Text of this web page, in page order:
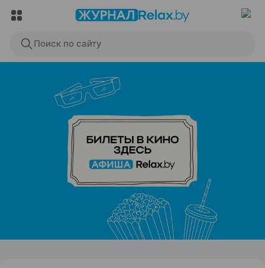
Поиск по сайту
ЭФФЕКТИВНАЯ РЕКЛАМА НА САЙТЕ